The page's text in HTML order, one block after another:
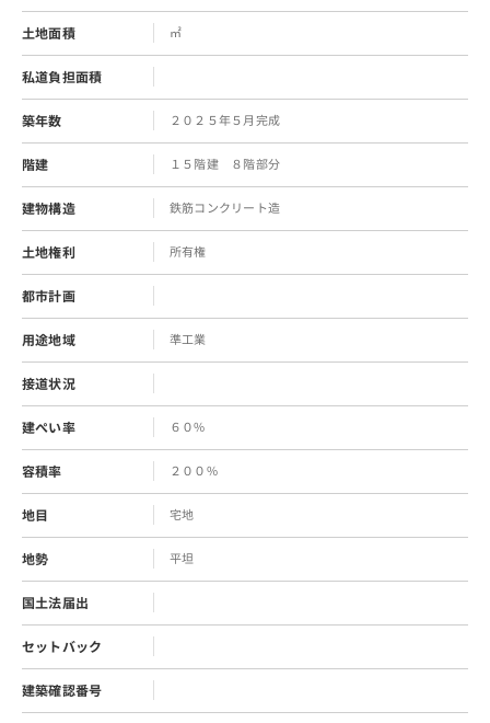
土地面積 ㎡
私道負担面積
築年数 ２０２５年５月完成
階建 １５階建 ８階部分
建物構造 鉄筋コンクリート造
土地権利 所有権
都市計画
用途地域 準工業
接道状況
建ぺい率 ６０%
容積率 ２００%
地目 宅地
地勢 平坦
国土法届出
セットバック
建築確認番号